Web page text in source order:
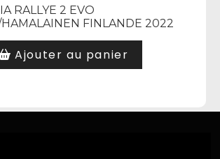
RALLYE 2 EVO
FINLANDE 2022
Ajouter au panier